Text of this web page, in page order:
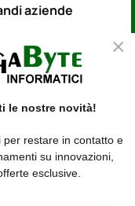
aziende
azienda
sulle
IT
alle esigenze
×
le nostre novità!
per restare in contatto e
su innovazioni,
esclusive.